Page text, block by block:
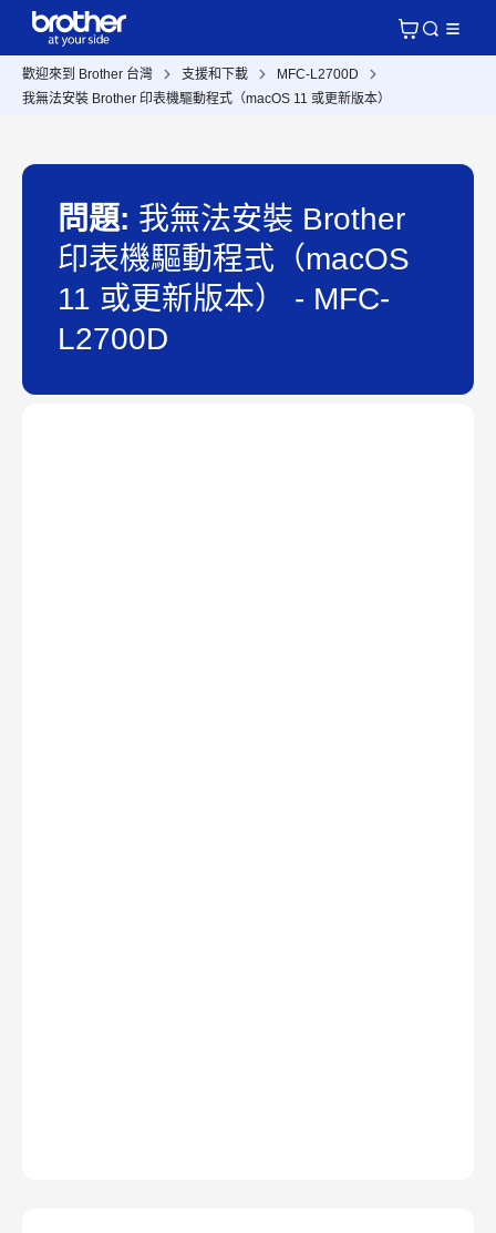
歡迎來到 Brother 台灣 支援和下載
MFC-L2700D
我無法安裝 Brother 印表機驅動程式（macOS 11 或更新版本）
問題: 我無法安裝 Brother
印表機驅動程式（macOS
11 或更新版本） - MFC-
L2700D